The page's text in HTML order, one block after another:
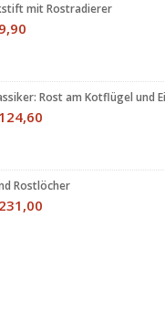
mit Rostradierer
Rost am Kotflügel und
Rostlöcher